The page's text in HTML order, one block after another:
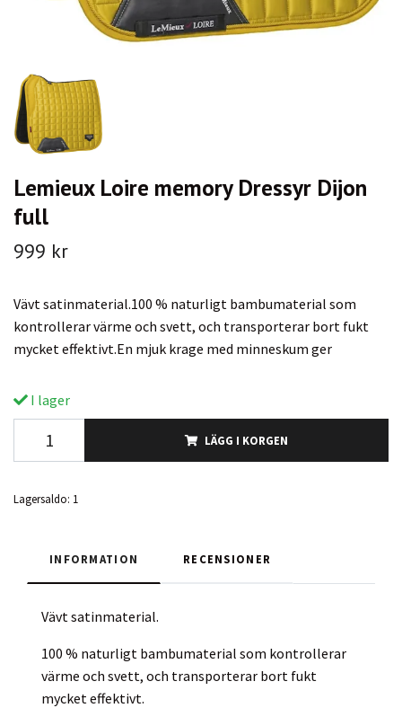
Lemieux Loire memory Dressyr Dijon
full
999 kr
Vävt satinmaterial.100 % naturligt bambumaterial som
kontrollerar värme och svett, och transporterar bort fukt
mycket effektivt.En mjuk krage med minneskum ger
I lager
LÄGG I KORGEN
Lagersaldo: 1
INFORMATION RECENSIONER
Vävt satinmaterial.
100 % naturligt bambumaterial som kontrollerar
värme och svett, och transporterar bort fukt
mycket effektivt.